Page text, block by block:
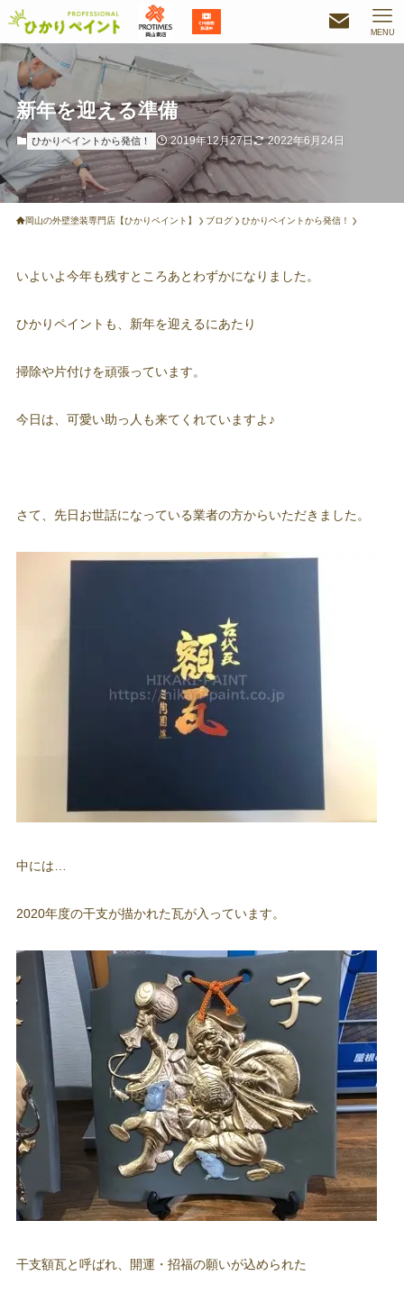
MENU
新年を迎える準備
ひかりペイントから発信！ 2019年12月27日 2022年6月24日
岡山の外壁塗装専門店【ひかりペイント】 ブログ ひかりペイントから発信！
いよいよ今年も残すところあとわずかになりました。
ひかりペイントも、新年を迎えるにあたり
掃除や片付けを頑張っています。
今日は、可愛い助っ人も来てくれていますよ♪
さて、先日お世話になっている業者の方からいただきました。
中には…
2020年度の干支が描かれた瓦が入っています。
干支額瓦と呼ばれ、開運・招福の願いが込められた